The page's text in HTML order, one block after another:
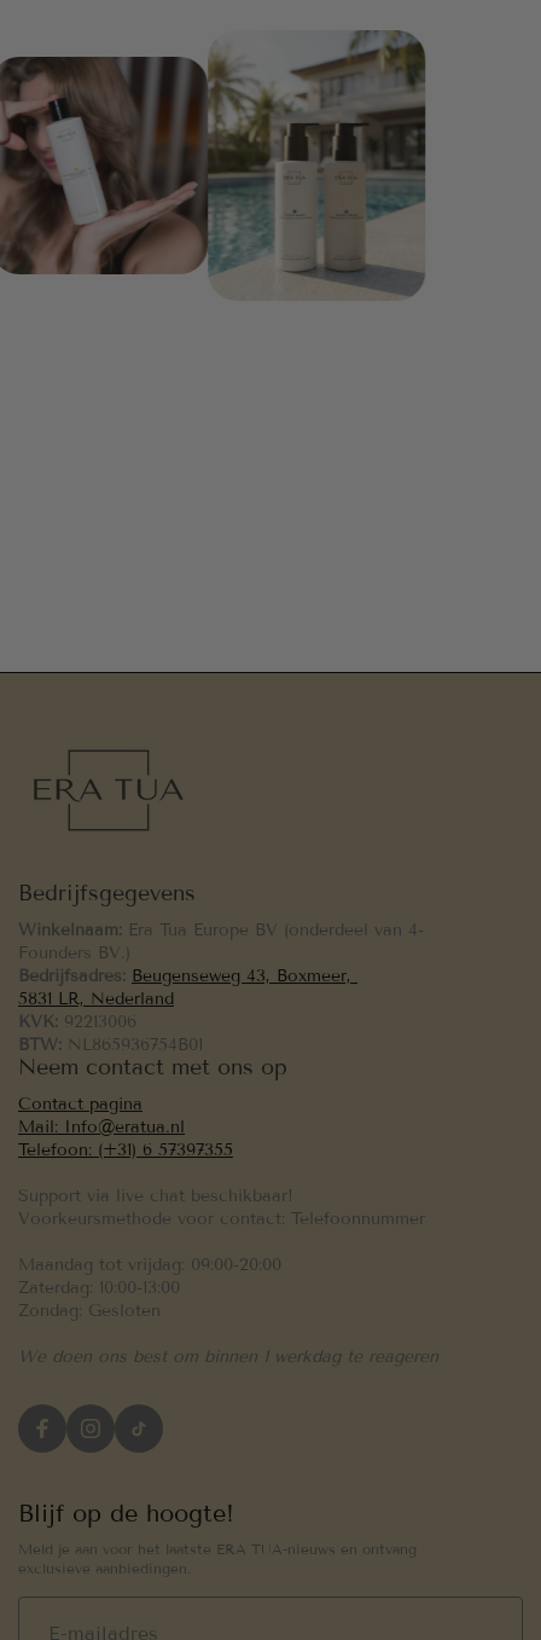
Bedrijfsgegevens
Winkelnaam: Era Tua Europe BV (onderdeel van 4-
Founders BV.)
Bedrijfsadres: Beugenseweg 43, Boxmeer,
5831 LR, Nederland
KVK: 92213006
BTW: NL865936754B01
Neem contact met ons op
Contact pagina
Mail: Info@eratua.nl
Telefoon: (+31) 6 57397355
Support via live chat beschikbaar!
Voorkeursmethode voor contact: Telefoonnummer
Maandag tot vrijdag: 09:00-20:00
Zaterdag: 10:00-13:00
Zondag: Gesloten
We doen ons best om binnen 1 werkdag te reageren
Blijf op de hoogte!
Meld je aan voor het laatste ERA TUA-nieuws en ontvang
exclusieve aanbiedingen.